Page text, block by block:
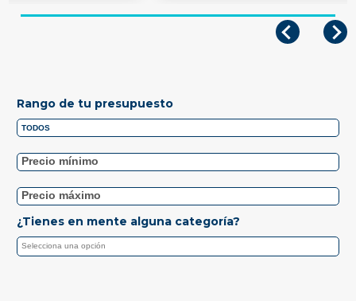
Rango de tu presupuesto
¿Tienes en mente alguna categoría?